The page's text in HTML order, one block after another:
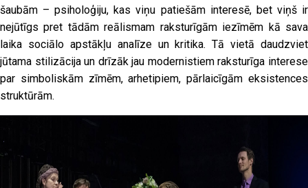
šaubām – psiholoģiju, kas viņu patiešām interesē, bet viņš ir
nejūtīgs pret tādām reālismam raksturīgām iezīmēm kā sava
laika sociālo apstākļu analīze un kritika. Tā vietā daudzviet
jūtama stilizācija un drīzāk jau modernistiem raksturīga interese
par simboliskām zīmēm, arhetipiem, pārlaicīgām eksistences
struktūrām.